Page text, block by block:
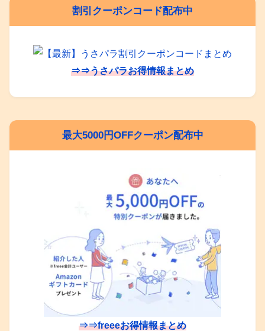
割引クーポンコード配布中
⇒⇒うさパラお得情報まとめ
最大5000円OFFクーポン配布中
⇒⇒freeeお得情報まとめ